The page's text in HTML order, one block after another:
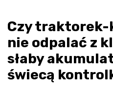
Czy traktorek-
nie odpalać z
słaby
świecą